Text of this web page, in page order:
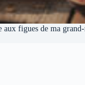
aux figues de ma